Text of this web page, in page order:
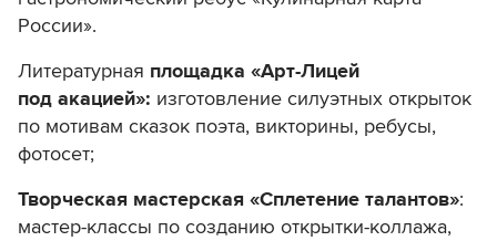
России».
Литературная площадка «Арт-Лицей
под акацией»: изготовление силуэтных открыток
по мотивам сказок поэта, викторины, ребусы,
фотосет;
Творческая мастерская «Сплетение талантов»:
мастер-классы по созданию открытки-коллажа,